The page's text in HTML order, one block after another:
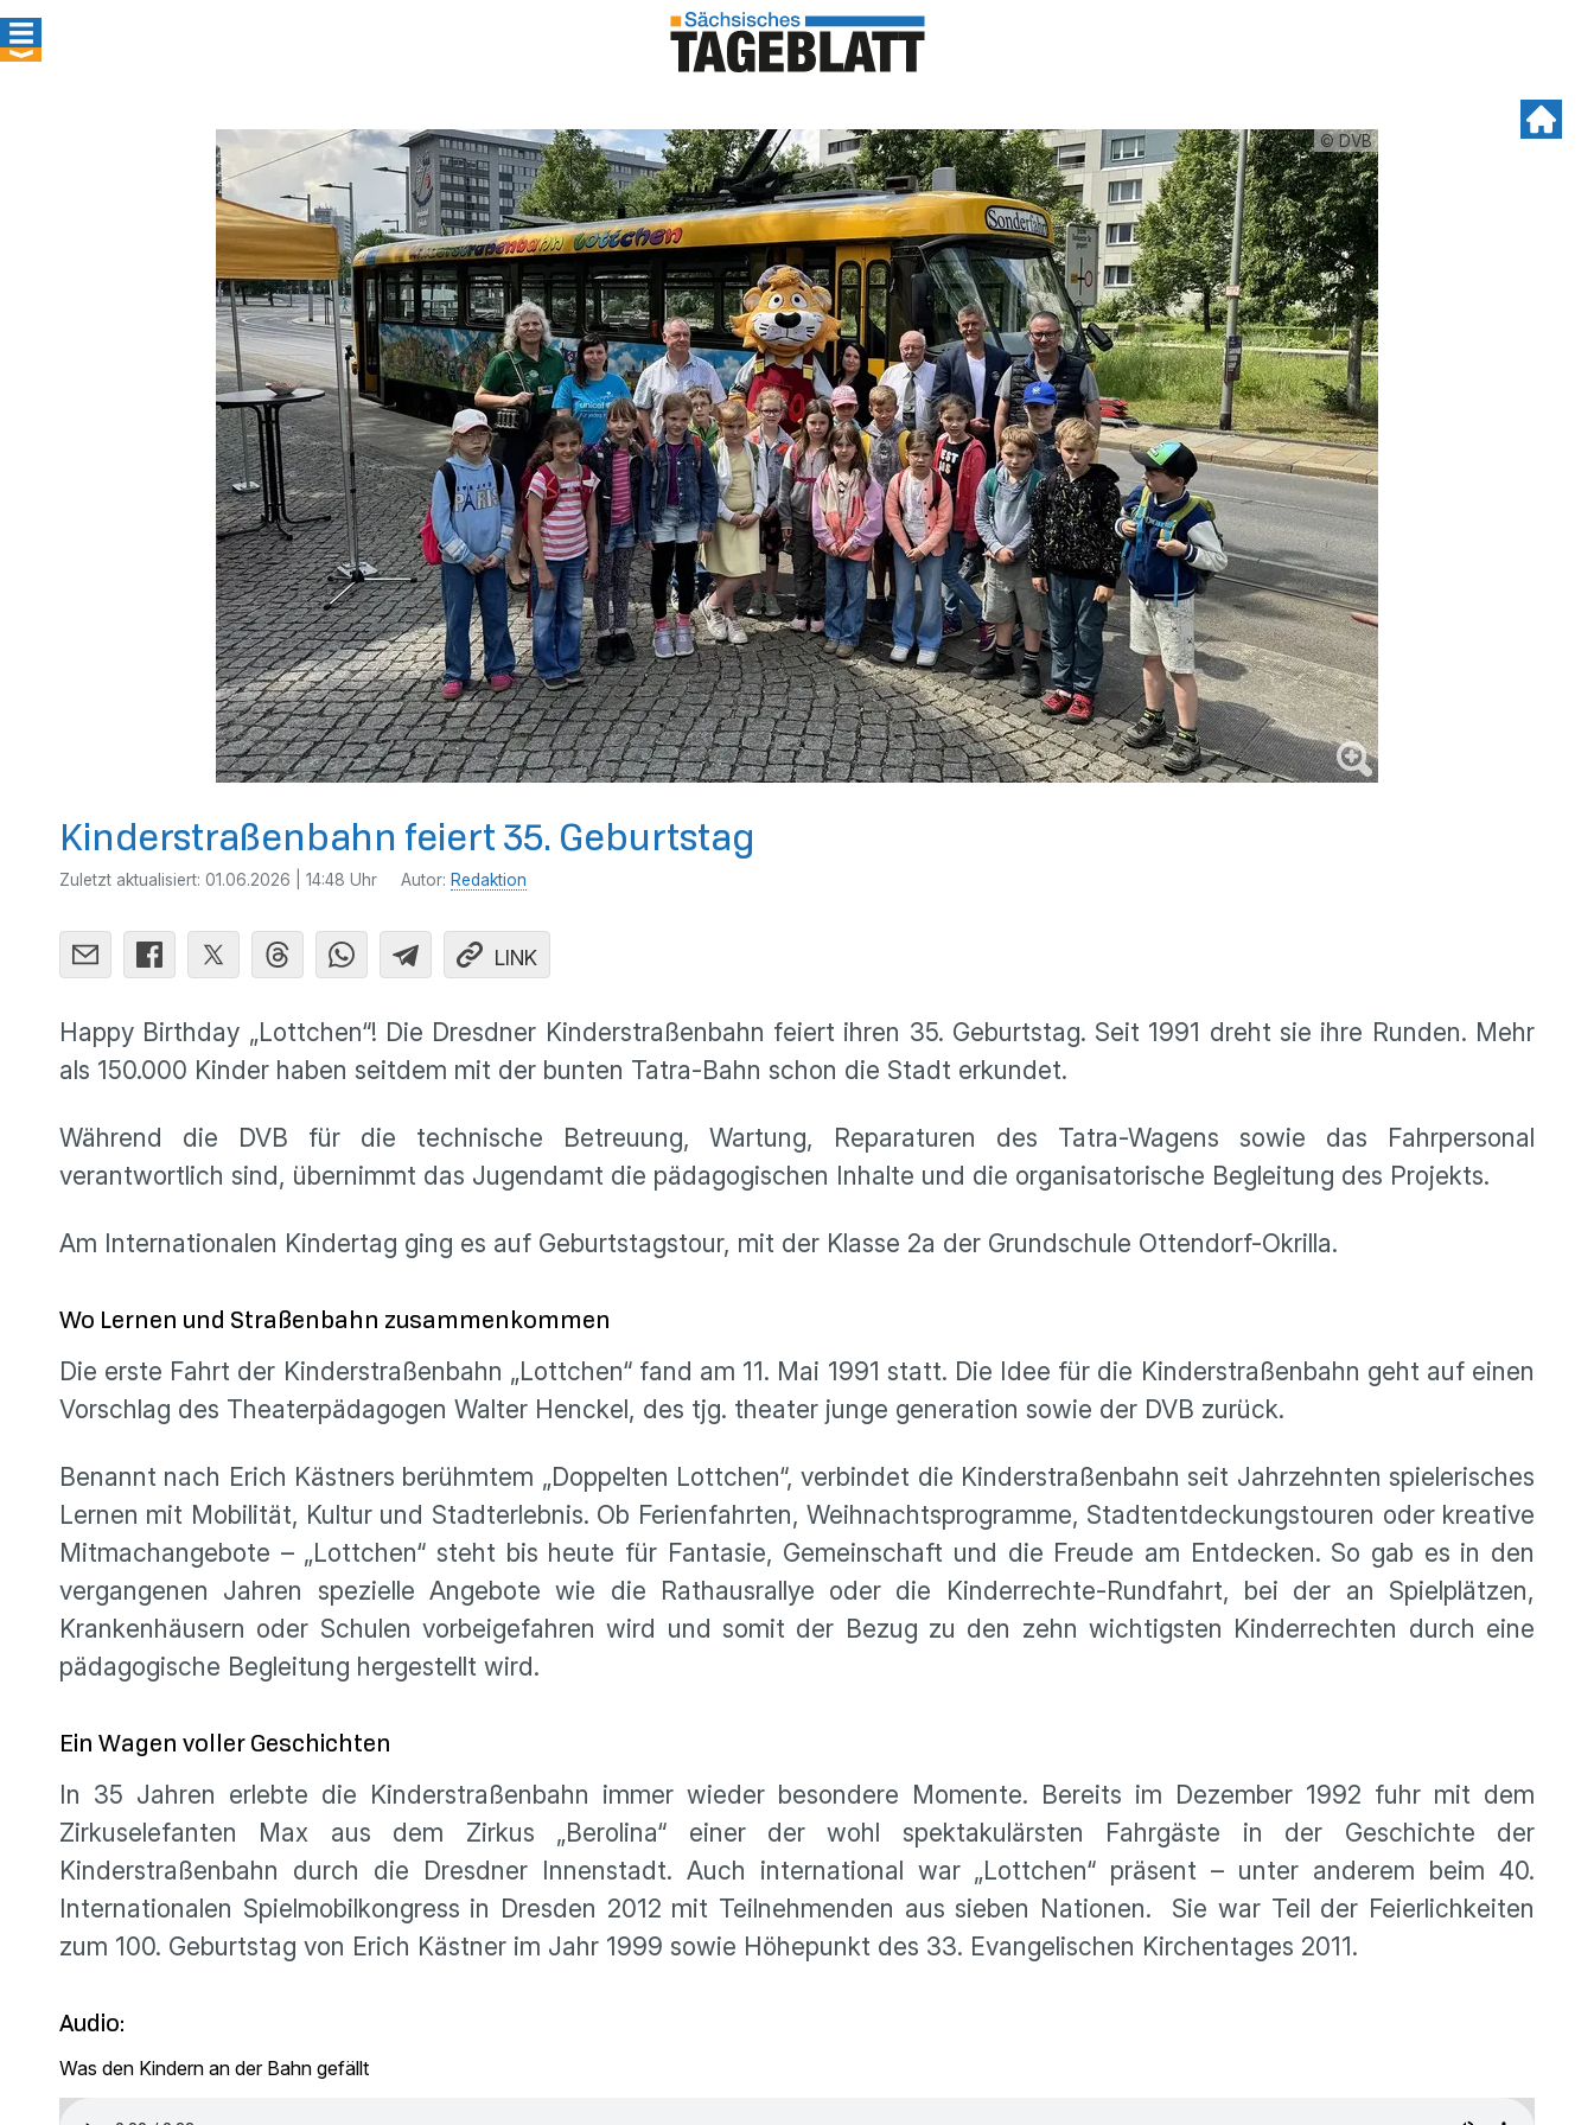
© DVB
Kinderstraßenbahn feiert 35. Geburtstag
Zuletzt aktualisiert: 01.06.2026 | 14:48 Uhr Autor: Redaktion
LINK
Happy Birthday „Lottchen“! Die Dresdner Kinderstraßenbahn feiert ihren 35. Geburtstag. Seit 1991 dreht sie ihre Runden. Mehr
als 150.000 Kinder haben seitdem mit der bunten Tatra-Bahn schon die Stadt erkundet.
Während die DVB für die technische Betreuung, Wartung, Reparaturen des Tatra-Wagens sowie das Fahrpersonal
verantwortlich sind, übernimmt das Jugendamt die pädagogischen Inhalte und die organisatorische Begleitung des Projekts.
Am Internationalen Kindertag ging es auf Geburtstagstour, mit der Klasse 2a der Grundschule Ottendorf-Okrilla.
Wo Lernen und Straßenbahn zusammenkommen
Die erste Fahrt der Kinderstraßenbahn „Lottchen“ fand am 11. Mai 1991 statt. Die Idee für die Kinderstraßenbahn geht auf einen
Vorschlag des Theaterpädagogen Walter Henckel, des tjg. theater junge generation sowie der DVB zurück.
Benannt nach Erich Kästners berühmtem „Doppelten Lottchen“, verbindet die Kinderstraßenbahn seit Jahrzehnten spielerisches
Lernen mit Mobilität, Kultur und Stadterlebnis. Ob Ferienfahrten, Weihnachtsprogramme, Stadtentdeckungstouren oder kreative
Mitmachangebote – „Lottchen“ steht bis heute für Fantasie, Gemeinschaft und die Freude am Entdecken. So gab es in den
vergangenen Jahren spezielle Angebote wie die Rathausrallye oder die Kinderrechte-Rundfahrt, bei der an Spielplätzen,
Krankenhäusern oder Schulen vorbeigefahren wird und somit der Bezug zu den zehn wichtigsten Kinderrechten durch eine
pädagogische Begleitung hergestellt wird.
Ein Wagen voller Geschichten
In 35 Jahren erlebte die Kinderstraßenbahn immer wieder besondere Momente. Bereits im Dezember 1992 fuhr mit dem
Zirkuselefanten Max aus dem Zirkus „Berolina“ einer der wohl spektakulärsten Fahrgäste in der Geschichte der
Kinderstraßenbahn durch die Dresdner Innenstadt. Auch international war „Lottchen“ präsent – unter anderem beim 40.
Internationalen Spielmobilkongress in Dresden 2012 mit Teilnehmenden aus sieben Nationen. Sie war Teil der Feierlichkeiten
zum 100. Geburtstag von Erich Kästner im Jahr 1999 sowie Höhepunkt des 33. Evangelischen Kirchentages 2011.
Audio:
Was den Kindern an der Bahn gefällt